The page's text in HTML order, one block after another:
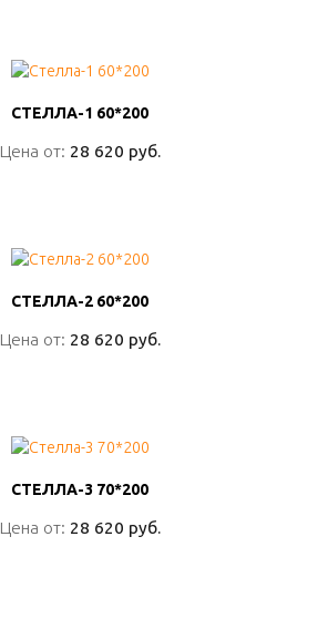
СТЕЛЛА-1 60*200
Цена от: 28 620 руб.
СТЕЛЛА-1 60*200
Цена от: 28 620 руб.
СТЕЛЛА-2 60*200
Цена от: 28 620 руб.
СТЕЛЛА-2 60*200
Цена от: 28 620 руб.
СТЕЛЛА-3 70*200
Цена от: 28 620 руб.
СТЕЛЛА-3 70*200
Цена от: 28 620 руб.